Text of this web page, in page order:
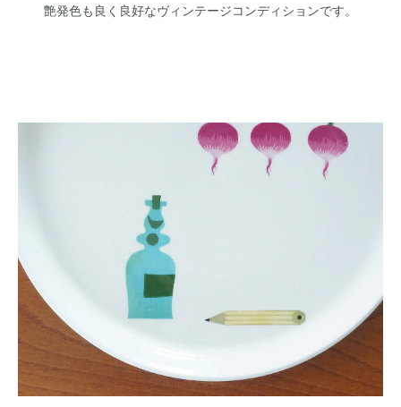
艶発色も良く良好なヴィンテージコンディションです。